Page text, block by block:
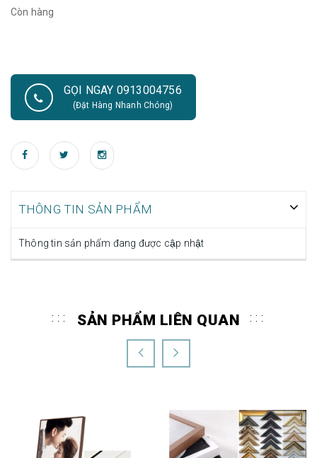
Còn hàng
GỌI NGAY 0913004756
(Đặt Hàng Nhanh Chóng)
THÔNG TIN SẢN PHẨM
Thông tin sản phẩm đang được cập nhật
SẢN PHẨM LIÊN QUAN